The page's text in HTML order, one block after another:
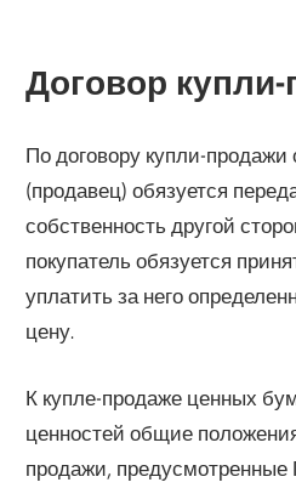
Договор
По договору купли-продажи
(продавец) обязуется
собственность другой
покупатель обязуется
уплатить за него
цену.
К купле-продаже ценных
ценностей общие
продажи,